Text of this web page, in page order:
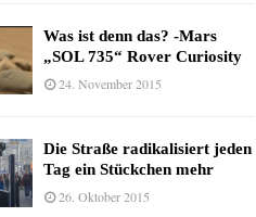
Was ist denn das? -Mars
„SOL 735“ Rover Curiosity
24. November 2015
Die Straße radikalisiert jeden
Tag ein Stückchen mehr
26. Oktober 2015